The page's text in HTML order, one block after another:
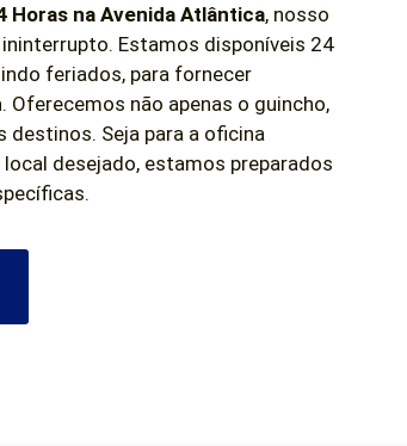
Horas na Avenida Atlântica, nosso
Estamos disponíveis 24
feriados, para fornecer
não apenas o guincho,
Seja para a oficina
desejado, estamos preparados